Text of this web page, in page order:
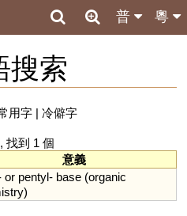
粵
普
搜索
用字| 冷僻字
找到 1 個
意義
or pentyl- base (organic
)